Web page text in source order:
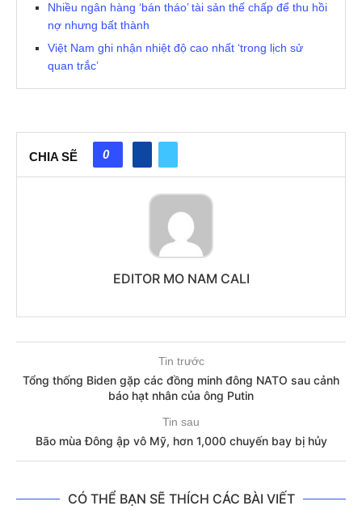
Nhiều ngân hàng ‘bán tháo’ tài sản thế chấp để thu hồi
nợ nhưng bất thành
Việt Nam ghi nhận nhiệt độ cao nhất ‘trong lịch sử
quan trắc’
CHIA SẼ 0
EDITOR MO NAM CALI
Tin trước
Tổng thống Biden gặp các đồng minh đông NATO sau cảnh
báo hạt nhân của ông Putin
Tin sau
Bão mùa Đông ập vô Mỹ, hơn 1,000 chuyến bay bị hủy
CÓ THỂ BẠN SẼ THÍCH CÁC BÀI VIẾT